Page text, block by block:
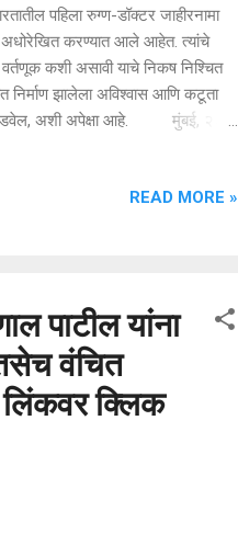
पहिला रुग्ण-डॉक्टर जाहीरनामा
करण्यात आले आहेत. त्यांचे
कशी असावी याचे निकष निश्चित
निर्माण झालेला अविश्वास आणि कटूता
घडवेल, अशी अपेक्षा आहे. मुंबई, २८::-
ऑफ मेडिकल कन्सल्टंट्स या
READ MORE »
पाटील यांना
वंचित
लिंकवर क्लिक